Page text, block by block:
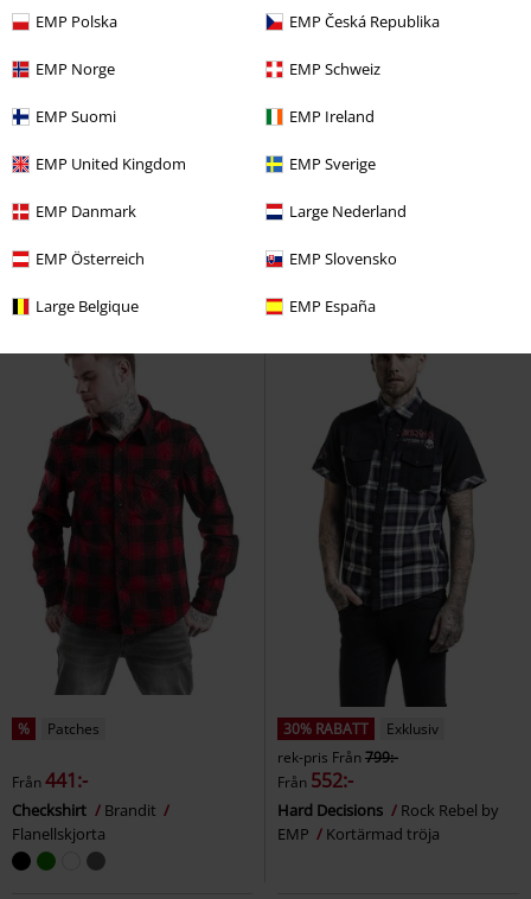
EMP Polska EMP Česká Republika
EMP Norge EMP Schweiz
EMP Suomi EMP Ireland
EMP United Kingdom EMP Sverige
EMP Danmark Large Nederland
EMP Österreich EMP Slovensko
Large Belgique EMP España
%
Från492:-
Vintage Shirt
Longsleeve
% Finns även i stora storlekar
Från441:-
Girls Vintage Shirts Longsleeve
Brandit
Longsleeve
% Patches
Från441:-
Checkshirt
Brandit
Flanellskjorta
30% RABATT
Exklusiv
rek-pris Från799:-
Från 552:-
Hard Decisions
Rock Rebel by
EMP
Kortärmad tröja